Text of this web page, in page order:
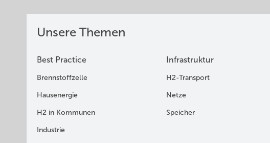
Unsere Themen
Best Practice
Brennstoffzelle
Hausenergie
H2 in Kommunen
Industrie
Infrastruktur
H2-Transport
Netze
Speicher